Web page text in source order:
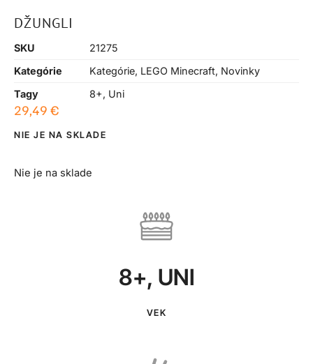
DŽUNGLI
SKU
21275
Kategórie
Kategórie, LEGO Minecraft, Novinky
Tagy
8+, Uni
29,49 €
NIE JE NA SKLADE
Nie je na sklade
8+, UNI
VEK